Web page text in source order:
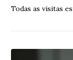
Todas as visitas